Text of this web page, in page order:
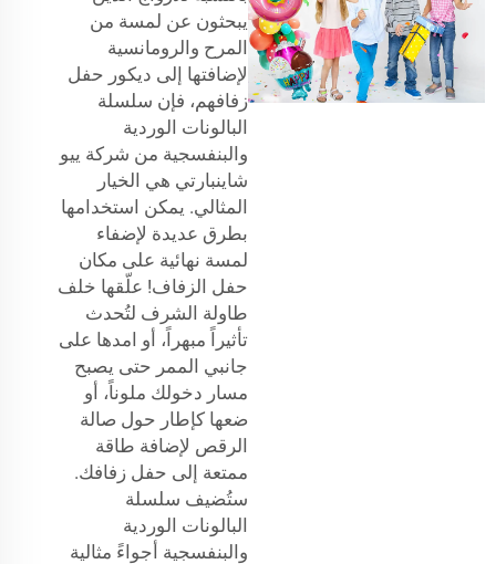
يبحثون عن لمسة من
المرح والرومانسية
لإضافتها إلى ديكور حفل
زفافهم، فإن سلسلة
البالونات الوردية
والبنفسجية من شركة ييو
شاينبارتي هي الخيار
المثالي. يمكن استخدامها
بطرق عديدة لإضفاء
لمسة نهائية على مكان
حفل الزفاف! علّقها خلف
طاولة الشرف لتُحدث
تأثيراً مبهراً، أو امدها على
جانبي الممر حتى يصبح
مسار دخولك ملوناً، أو
ضعها كإطار حول صالة
الرقص لإضافة طاقة
ممتعة إلى حفل زفافك.
ستُضيف سلسلة
البالونات الوردية
والبنفسجية أجواءً مثالية